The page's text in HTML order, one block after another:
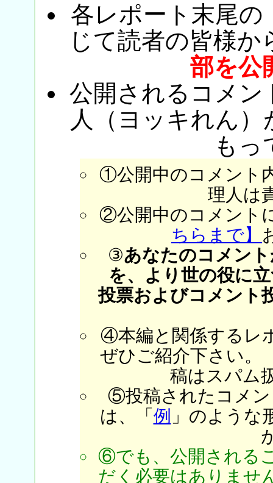
各レポート末尾の
じて読者の皆様か
部を公
公開されるコメン
人（ヨッキれん
もっ
①公開中のコメント
理人は
②公開中のコメント
ちらまで】
③あなたのコメン
を、より世の役に
投票およびコメント
④本編と関係するレ
ぜひご紹介下さい。
稿はスパム
⑤投稿されたコメン
は、「 例 」のような
⑥でも、公開される
だく必要はありませ